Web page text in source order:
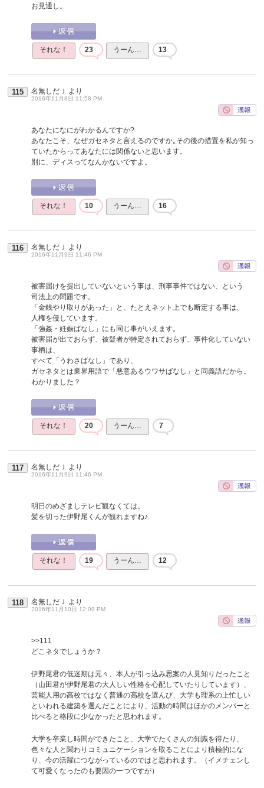
お見通し。
それな！ 23 うーん… 13
115 名無しだＪ より
2016年11月8日 11:58 PM
あなたになにがわかるんですか?
あなたこそ、なぜガセネタと言えるのですか｡その後の措置を私が知っ
ていたからってあなたには関係ないと思います。
別に、ディスってなんかないですよ。
それな！ 10 うーん… 16
116 名無しだＪ より
2016年11月9日 11:46 PM
被害届けを提出していないという事は、刑事事件ではない、という
司法上の問題です。
「金銭やり取りがあった」と、たとえネット上でも断定する事は、
人権を侵しています。
「強姦・妊娠ばなし」にも同じ事がいえます。
被害届が出ておらず、被疑者が特定されておらず、事件化していない
事柄は、
すべて「うわさばなし」であり、
ガセネタとは業界用語で「悪意あるウワサばなし」と同義語だから。
わかりました？
それな！ 20 うーん… 7
117 名無しだＪ より
2016年11月9日 11:46 PM
明日のめざましテレビ観なくては。
髪を切った伊野尾くんが観れますね♪
それな！ 19 うーん… 12
118 名無しだＪ より
2016年11月10日 12:09 PM
>>111
どこネタでしょうか？
伊野尾君の低迷期は元々、本人が引っ込み思案の人見知りだったこと
（山田君が伊野尾君の大人しい性格を心配していたりしています）、
芸能人用の高校ではなく普通の高校を選んび、大学も理系の上忙しい
といわれる建築を選んだことにより、活動の時間はほかのメンバーと
比べると格段に少なかったと思われます。
大学を卒業し時間ができたこと、大学でたくさんの知識を得たり、
色々な人と関わりコミュニケーションを取ることにより積極的にな
り、今の活躍につながっているのではと思われます。（イメチェンし
て可愛くなったのも要因の一つですが）